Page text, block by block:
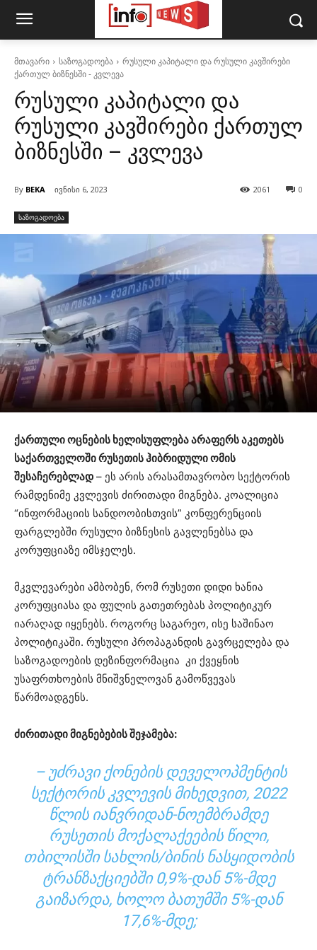
მთავარი საზოგადოება
რუსული კაპიტალი და რუსული კავშირები
ქართულ ბიზნესში - კვლევა
რუსული კაპიტალი და
რუსული კავშირები ქართულ
ბიზნესში – კვლევა
By BEKA ივნისი 6, 2023 0
2061
საზოგადოება
ქართული ოცნების ხელისუფლება არაფერს აკეთებს
საქართველოში რუსეთის ჰიბრიდული ომის
შესაჩერებლად – ეს არის არასამთავრობო სექტორის
რამდენიმე კვლევის ძირითადი მიგნება. კოალიცია
“ინფორმაციის სანდოობისთვის” კონფერენციის
ფარგლებში რუსული ბიზნესის გავლენებსა და
კორუფციაზე იმსჯელეს.
მკვლევარები ამბობენ, რომ რუსეთი დიდი ხანია
კორუფციასა და ფულის გათეთრებას პოლიტიკურ
იარაღად იყენებს. როგორც საგარეო, ისე საშინაო
პოლიტიკაში. რუსული პროპაგანდის გავრცელება და
საზოგადოების დეზინფორმაცია კი ქვეყნის
უსაფრთხოების მნიშვნელოვან გამოწვევას
წარმოადგენს.
ძირითადი მიგნებების შეჯამება:
– ᲣᲫᲠᲐᲕᲘ ᲥᲝᲜᲔᲑᲘᲡ ᲓᲔᲕᲔᲚᲝᲞᲛᲔᲜᲢᲘᲡ
ᲡᲔᲥᲢᲝᲠᲘᲡ ᲙᲕᲚᲔᲕᲘᲡ ᲛᲘᲮᲔᲓᲕᲘᲗ, 2022
ᲬᲚᲘᲡ ᲘᲐᲜᲕᲠᲘᲓᲐᲜ-ᲜᲝᲔᲛᲑᲠᲐᲛᲓᲔ
ᲠᲣᲡᲔᲗᲘᲡ ᲛᲝᲥᲐᲚᲐᲥᲔᲔᲑᲘᲡ ᲬᲘᲚᲘ,
ᲗᲑᲘᲚᲘᲡᲨᲘ ᲡᲐᲮᲚᲘᲡ/ᲑᲘᲜᲘᲡ ᲜᲐᲡᲧᲘᲓᲝᲑᲘᲡ
ᲢᲠᲐᲜᲖᲐᲥᲪᲘᲔᲑᲨᲘ 0,9%-ᲓᲐᲜ 5%-ᲛᲓᲔ
ᲒᲐᲘᲖᲐᲠᲓᲐ, ᲮᲝᲚᲝ ᲑᲐᲗᲣᲛᲨᲘ 5%-ᲓᲐᲜ
17,6%-ᲛᲓᲔ;